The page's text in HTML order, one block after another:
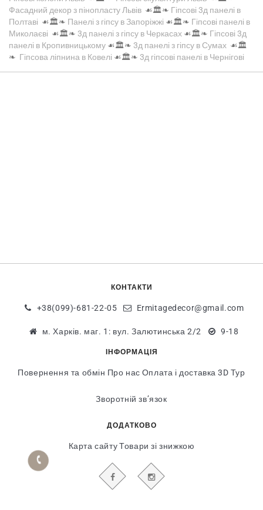
Фасадний декор з пінопласту Львів ☙🏛️❧ Гіпсові 3д панелі в
Полтаві ☙🏛️❧ Панелі з гіпсу в Запоріжжі ☙🏛️❧ Гіпсові панелі в
Миколаєві ☙🏛️❧ 3д панелі з гіпсу в Черкасах ☙🏛️❧ Гіпсові 3д
панелі в Кропивницькому ☙🏛️❧ 3д панелі з гіпсу в Сумах ☙🏛️
❧ Гіпсова ліпнина в Ковелі ☙🏛️❧ 3д гіпсові панелі в Чернігові
КОНТАКТИ
+38(099)-681-22-05 Ermitagedecor@gmail.com
м. Харків. маг. 1: вул. Залютинська 2/2 9-18
ІНФОРМАЦІЯ
Повернення та обмін Про нас Оплата і доставка 3D Тур
Зворотній зв’язок
ДОДАТКОВО
Карта сайту Товари зі знижкою